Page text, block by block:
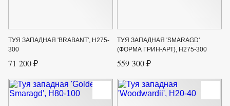
ТУЯ ЗАПАДНАЯ 'BRABANT', H275-
300
71 200 ₽
ТУЯ ЗАПАДНАЯ 'SMARAGD'
(ФОРМА ГРИН-АРТ), H275-300
559 300 ₽